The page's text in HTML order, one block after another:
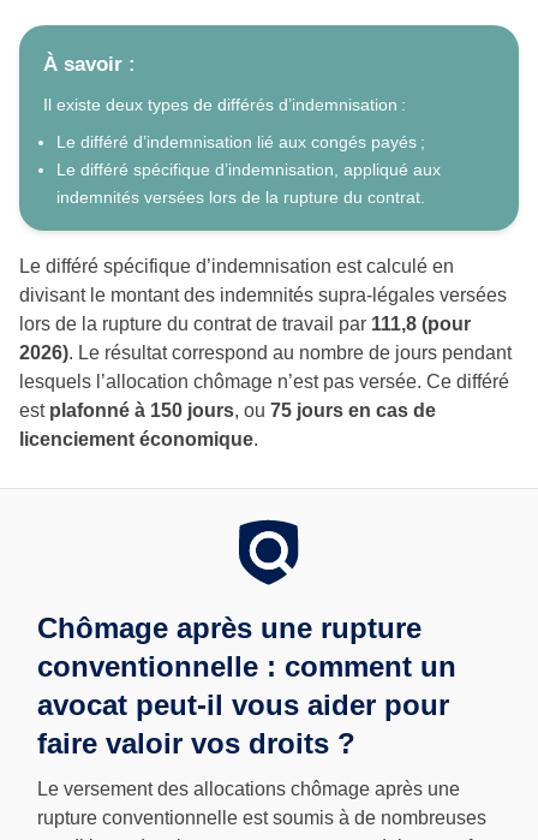
À savoir :
Il existe deux types de différés d’indemnisation :
Le différé d’indemnisation lié aux congés payés ;
Le différé spécifique d’indemnisation, appliqué aux
indemnités versées lors de la rupture du contrat.
Le différé spécifique d’indemnisation est calculé en
divisant le montant des indemnités supra-légales versées
lors de la rupture du contrat de travail par 111,8 (pour
2026). Le résultat correspond au nombre de jours pendant
lesquels l’allocation chômage n’est pas versée. Ce différé
est plafonné à 150 jours, ou 75 jours en cas de
licenciement économique.
Chômage après une rupture
conventionnelle : comment un
avocat peut-il vous aider pour
faire valoir vos droits ?
Le versement des allocations chômage après une
rupture conventionnelle est soumis à de nombreuses